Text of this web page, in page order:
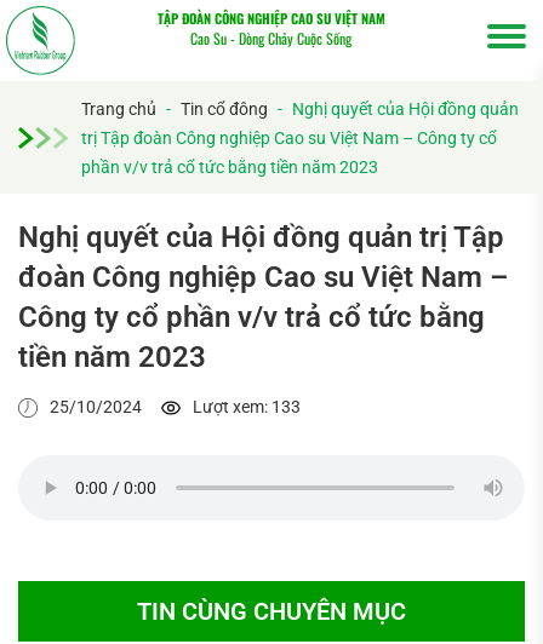
TẬP ĐOÀN CÔNG NGHIỆP CAO SU VIỆT NAM
Cao Su - Dòng Chảy Cuộc Sống
Trang chủ - Tin cổ đông - Nghị quyết của Hội đồng quản
trị Tập đoàn Công nghiệp Cao su Việt Nam – Công ty cổ
phần v/v trả cổ tức bằng tiền năm 2023
Nghị quyết của Hội đồng quản trị Tập
đoàn Công nghiệp Cao su Việt Nam –
Công ty cổ phần v/v trả cổ tức bằng
tiền năm 2023
25/10/2024 Lượt xem: 133
TIN CÙNG CHUYÊN MỤC
Tìm